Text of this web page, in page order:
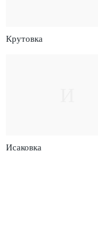
Крутовка
Исаковка